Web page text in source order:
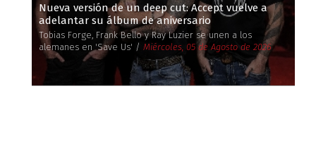
Nueva versión de un deep cut: Accept vuelve a
adelantar su álbum de aniversario
Tobias Forge, Frank Bello y Ray Luzier se unen a los
alemanes en 'Save Us' / Miércoles, 05 de Agosto de 2026